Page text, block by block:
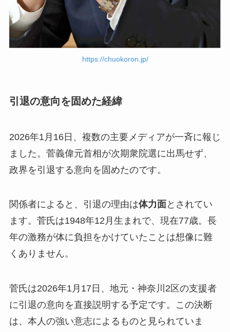
https://chuokoron.jp/
引退の意向を固めた経緯
2026年1月16日、複数の主要メディアが一斉に報じ
ました。菅義偉元首相が次期衆院選に出馬せず、
政界を引退する意向を固めたのです。
関係者によると、引退の理由は体力面 とされてい
ます。菅氏は1948年12月生まれで、現在77歳。長
年の激務が体に負担をかけていたことは想像に難
くありません。
菅氏は2026年1月17日、地元・神奈川2区の支援者
に引退の意向を直接説明する予定です。この決断
は、本人の強い意志によるものと見られていま